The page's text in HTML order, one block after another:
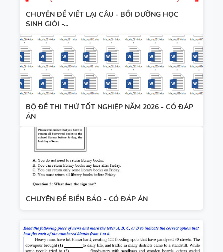
CHUYÊN ĐỀ VIẾT LẠI CÂU - BỒI DƯỠNG HỌC
SINH GIỎI -...
BỘ ĐỀ THI THỬ TỐT NGHIỆP NĂM 2026 - CÓ ĐÁP
ÁN
CHUYÊN ĐỀ BIỂN BÁO - CÓ ĐÁP ÁN